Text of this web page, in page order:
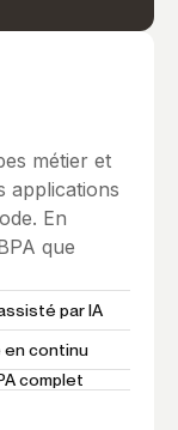
métier et
applications
En
que
par IA
en continu
complet